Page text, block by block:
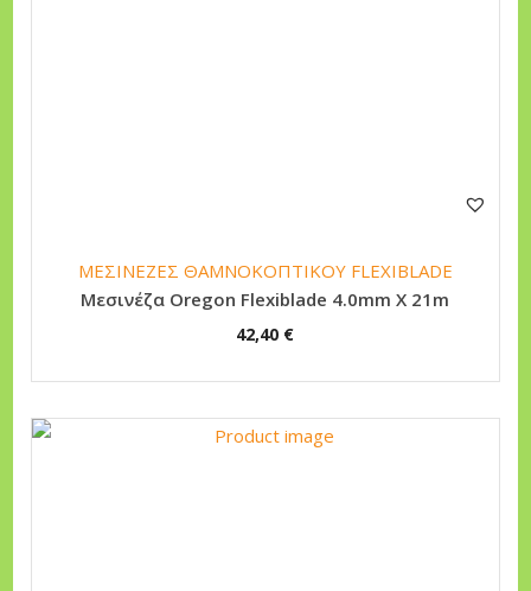
ΜΕΣΙΝΕΖΕΣ ΘΑΜΝΟΚΟΠΤΙΚΟΥ FLEXIBLADE
Μεσινέζα Oregon Flexiblade 4.0mm X 21m
42,40 €